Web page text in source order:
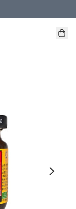
」自提點取貨 （冷凍食品